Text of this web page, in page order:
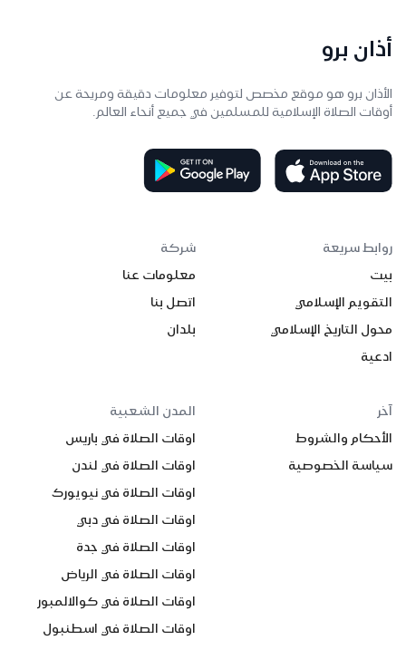
أذان برو
الأذان برو هو موقع مخصص لتوفير معلومات دقيقة ومريحة عن
أوقات الصلاة الإسلامية للمسلمين في جميع أنحاء العالم.
روابط سريعة
بيت
التقويم الإسلامي
محول التاريخ الإسلامي
ادعية
شركة
معلومات عنا
اتصل بنا
بلدان
آخر
الأحكام والشروط
سياسة الخصوصية
المدن الشعبية
اوقات الصلاة في باريس
اوقات الصلاة في لندن
اوقات الصلاة في نيويورك
اوقات الصلاة في دبي
اوقات الصلاة في جدة
اوقات الصلاة في الرياض
اوقات الصلاة في كوالالمبور
اوقات الصلاة في اسطنبول